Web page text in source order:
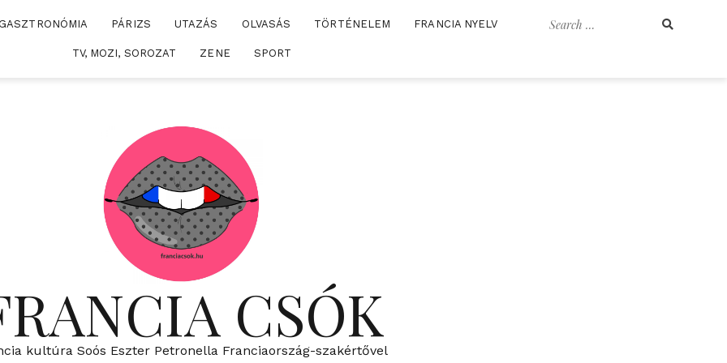
Search
GASZTRONÓMIA PÁRIZS UTAZÁS OLVASÁS TÖRTÉNELEM FRANCIA NYELV
TV, MOZI, SOROZAT ZENE SPORT
CSÓK
kultúra Soós Eszter Petronella Franciaország-szakértővel